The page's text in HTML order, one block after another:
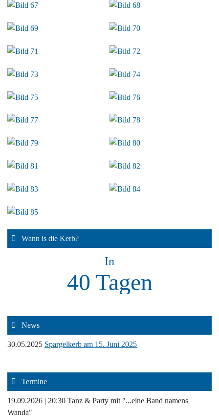
Wann is die Kerb?
In
40 Tagen
News
30.05.2025 Spargelkerb am 15. Juni 2025
Termine
19.09.2026 | 20:30 Tanz & Party mit "...eine Band namens
Wanda"